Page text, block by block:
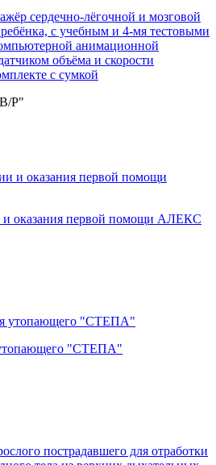
сердечно-лёгочной и мозговой
с учебным и 4-мя тестовыми
анимационной
объёма и скорости
с сумкой
Р"
и оказания первой помощи АЛЕКС
"СТЕПА"